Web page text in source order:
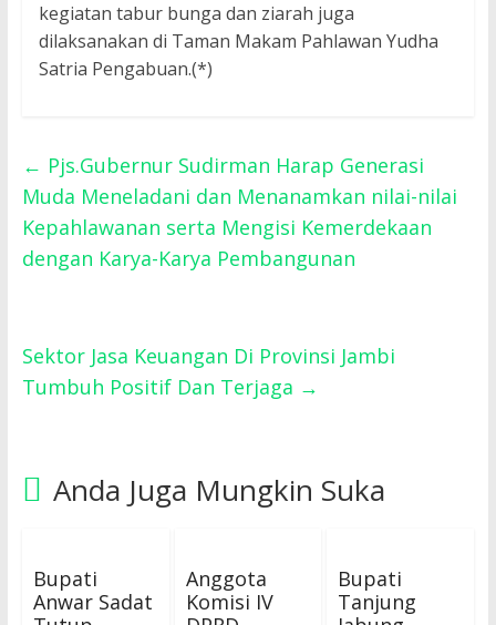
kegiatan tabur bunga dan ziarah juga
dilaksanakan di Taman Makam Pahlawan Yudha
Satria Pengabuan.(*)
← Pjs.Gubernur Sudirman Harap Generasi
Muda Meneladani dan Menanamkan nilai-nilai
Kepahlawanan serta Mengisi Kemerdekaan
dengan Karya-Karya Pembangunan
Sektor Jasa Keuangan Di Provinsi Jambi
Tumbuh Positif Dan Terjaga →
Anda Juga Mungkin Suka
Bupati
Anwar Sadat
Anggota
Komisi IV
Bupati
Tanjung